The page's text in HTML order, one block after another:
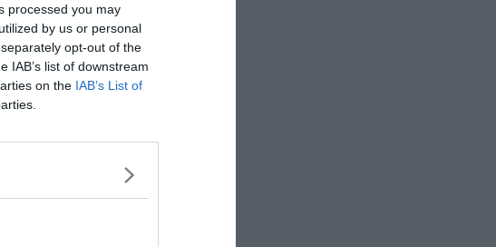
processed you may
by us or personal
opt-out of the
IAB’s list of downstream
on the IAB’s List of
al